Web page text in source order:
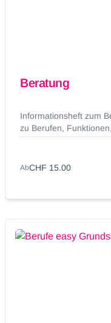
Beratung
Informationsheft zum
zu Berufen,
Ausbildungstabellen
AbCHF 15.00